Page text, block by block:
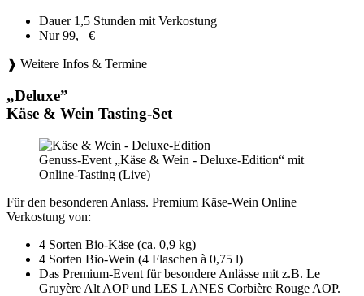
Dauer 1,5 Stunden mit Verkostung
Nur 99,– €
❱ Weitere Infos & Termine
„Deluxe”
Käse & Wein Tasting-Set
Genuss-Event „Käse & Wein - Deluxe-Edition“ mit
Online-Tasting (Live)
Für den besonderen Anlass. Premium Käse-Wein Online
Verkostung von:
4 Sorten Bio-Käse (ca. 0,9 kg)
4 Sorten Bio-Wein (4 Flaschen à 0,75 l)
Das Premium-Event für besondere Anlässe mit z.B. Le
Gruyère Alt AOP und LES LANES Corbière Rouge AOP.